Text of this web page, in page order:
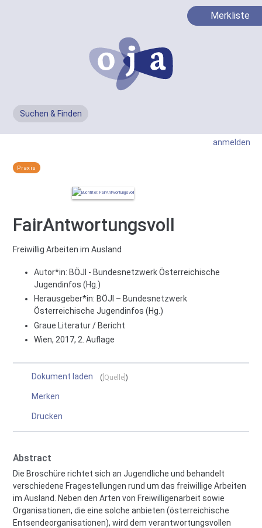
Suchen & Finden
Merkliste
anmelden
Praxis
FairAntwortungsvoll
Freiwillig Arbeiten im Ausland
Autor*in: BÖJI - Bundesnetzwerk Österreichische
Jugendinfos (Hg.)
Herausgeber*in: BÖJI – Bundesnetzwerk
Österreichische Jugendinfos (Hg.)
Graue Literatur / Bericht
Wien, 2017, 2. Auflage
Dokument laden [Quelle]
Merken
Drucken
Abstract
Die Broschüre richtet sich an Jugendliche und behandelt
verschiedene Fragestellungen rund um das freiwillige Arbeiten
im Ausland. Neben den Arten von Freiwilligenarbeit sowie
Organisationen, die eine solche anbieten (österreichische
Entsendeorganisationen), wird dem verantwortungsvollen